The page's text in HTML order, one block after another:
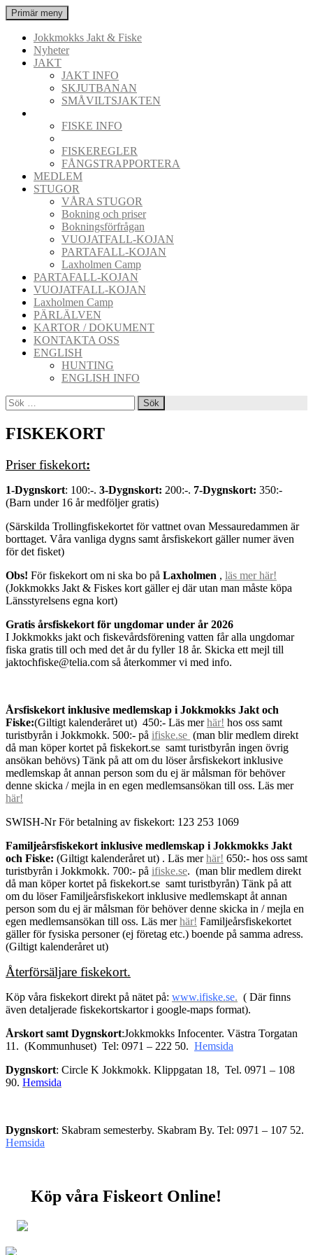
Hoppa
till
innehåll
Jokkmokks Jakt & Fiske
Sök
Primär meny
Jokkmokks Jakt & Fiske
Nyheter
JAKT
JAKT INFO
SKJUTBANAN
SMÅVILTSJAKTEN
FISKE INFO
FISKEREGLER
FÅNGSTRAPPORTERA
MEDLEM
STUGOR
VÅRA STUGOR
Bokning och priser
Bokningsförfrågan
VUOJATFALL-KOJAN
PARTAFALL-KOJAN
Laxholmen Camp
PARTAFALL-KOJAN
VUOJATFALL-KOJAN
Laxholmen Camp
PÄRLÄLVEN
KARTOR / DOKUMENT
KONTAKTA OSS
ENGLISH
HUNTING
ENGLISH INFO
Sök
efter:
FISKEKORT
Priser fiskekort:
1-Dygnskort: 100:-. 3-Dygnskort: 200:-. 7-Dygnskort: 350:-
(Barn under 16 år medföljer gratis)
(Särskilda Trollingfiskekortet för vattnet ovan Messauredammen är
borttaget. Våra vanliga dygns samt årsfiskekort gäller numer även
för det fisket)
Obs! För fiskekort om ni ska bo på Laxholmen , läs mer här!
(Jokkmokks Jakt & Fiskes kort gäller ej där utan man måste köpa
Länsstyrelsens egna kort)
Gratis årsfiskekort för ungdomar under år 2026
I Jokkmokks jakt och fiskevårdsförening vatten får alla ungdomar
fiska gratis till och med det år du fyller 18 år. Skicka ett mejl till
jaktochfiske@telia.com så återkommer vi med info.
Årsfiskekort inklusive medlemskap i Jokkmokks Jakt och
Fiske:(Giltigt kalenderåret ut) 450:- Läs merhär! hos oss samt
turistbyrån i Jokkmokk. 500:- på ifiske.se (man blir medlem direkt
då man köper kortet på fiskekort.se samt turistbyrån ingen övrig
ansökan behövs) Tänk på att om du löser årsfiskekort inklusive
medlemskap åt annan person som du ej är målsman för behöver
denne skicka / mejla in en egen medlemsansökan till oss. Läs mer
här!
SWISH-Nr För betalning av fiskekort: 123 253 1069
Familjeårsfiskekort inklusive medlemskap i Jokkmokks Jakt
och Fiske: (Giltigt kalenderåret ut) . Läs merhär! 650:- hos oss samt
turistbyrån i Jokkmokk. 700:- på ifiske.se. (man blir medlem direkt
då man köper kortet på fiskekort.se samt turistbyrån) Tänk på att
om du löser Familjeårsfiskekort inklusive medlemskapt åt annan
person som du ej är målsman för behöver denne skicka in / mejla en
egen medlemsansökan till oss. Läs merhär! Familjeårsfiskekortet
gäller för fysiska personer (ej företag etc.) boende på samma adress.
(Giltigt kalenderåret ut)
Återförsäljare fiskekort.
Köp våra fiskekort direkt på nätet på: www.ifiske.se. ( Där finns
även detaljerade fiskekortskartor i google-maps format).
Årskort samt Dygnskort:Jokkmokks Infocenter. Västra Torgatan
11. (Kommunhuset) Tel: 0971 – 222 50. Hemsida
Dygnskort: Circle K Jokkmokk. Klippgatan 18, Tel. 0971 – 108
90. Hemsida
Dygnskort: Skabram semesterby. Skabram By. Tel: 0971 – 107 52.
Hemsida
Köp våra Fiskeort Online!